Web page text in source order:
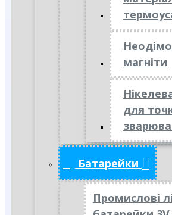
магніти
для
Батарейки
Промислові